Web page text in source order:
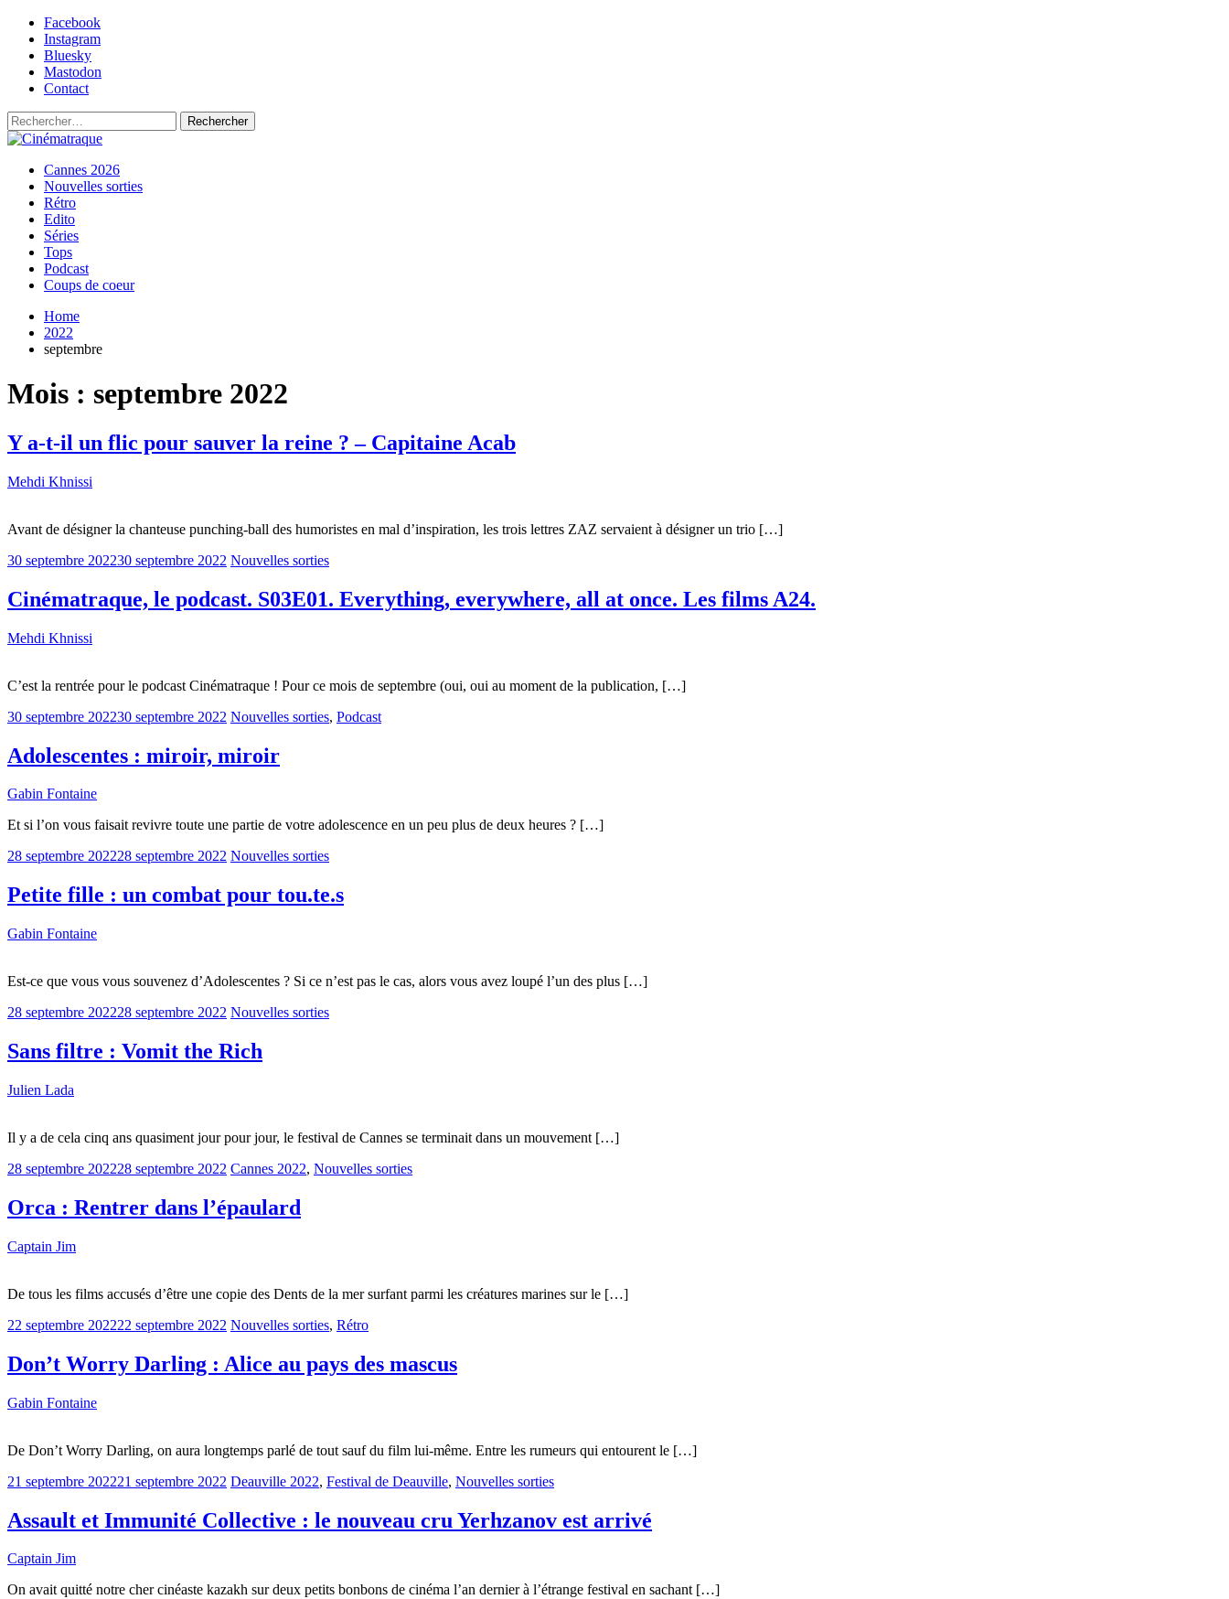
Skip
content
Facebook
Instagram
Bluesky
Mastodon
Contact
Rechercher :
Cinématraque
Si on avait du talent, on ferait des films
Primary
Menu
Cannes 2026
Nouvelles sorties
Rétro
Edito
Séries
Tops
Podcast
Coups de coeur
Home
2022
septembre
Mois : septembre 2022
Y a-t-il un flic pour sauver la reine ? – Capitaine Acab
Mehdi Khnissi
Avant de désigner la chanteuse punching-ball des humoristes en mal d’inspiration, les trois lettres ZAZ servaient à désigner un trio […]
30 septembre 202230 septembre 2022 Nouvelles sorties
Cinématraque, le podcast. S03E01. Everything, everywhere, all at once. Les films A24.
Mehdi Khnissi
C’est la rentrée pour le podcast Cinématraque ! Pour ce mois de septembre (oui, oui au moment de la publication, […]
30 septembre 202230 septembre 2022 Nouvelles sorties, Podcast
Adolescentes : miroir, miroir
Gabin Fontaine
Et si l’on vous faisait revivre toute une partie de votre adolescence en un peu plus de deux heures ? […]
28 septembre 202228 septembre 2022 Nouvelles sorties
Petite fille : un combat pour tou.te.s
Gabin Fontaine
Est-ce que vous vous souvenez d’Adolescentes ? Si ce n’est pas le cas, alors vous avez loupé l’un des plus […]
28 septembre 202228 septembre 2022 Nouvelles sorties
Sans filtre : Vomit the Rich
Julien Lada
Il y a de cela cinq ans quasiment jour pour jour, le festival de Cannes se terminait dans un mouvement […]
28 septembre 202228 septembre 2022 Cannes 2022, Nouvelles sorties
Orca : Rentrer dans l’épaulard
Captain Jim
De tous les films accusés d’être une copie des Dents de la mer surfant parmi les créatures marines sur le […]
22 septembre 202222 septembre 2022 Nouvelles sorties, Rétro
Don’t Worry Darling : Alice au pays des mascus
Gabin Fontaine
De Don’t Worry Darling, on aura longtemps parlé de tout sauf du film lui-même. Entre les rumeurs qui entourent le […]
21 septembre 202221 septembre 2022 Deauville 2022, Festival de Deauville, Nouvelles sorties
Assault et Immunité Collective : le nouveau cru Yerhzanov est arrivé
Captain Jim
On avait quitté notre cher cinéaste kazakh sur deux petits bonbons de cinéma l’an dernier à l’étrange festival en sachant […]